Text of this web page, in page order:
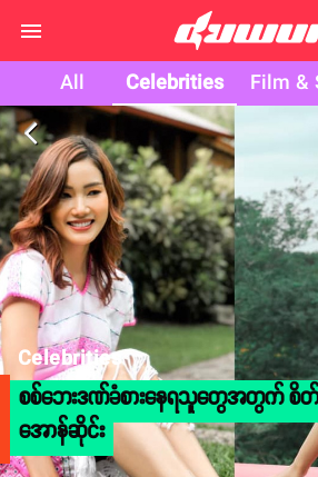
All Celebrities Film &
arrow_back_ios
Celebrities
စစ်ဘေးဒဏ်ခံစားနေရသူတွေအတွက် စိတ်
အောန်ဆိုင်း